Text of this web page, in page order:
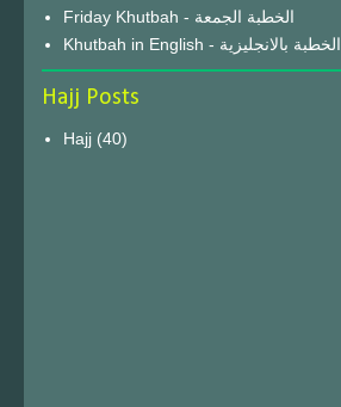
Friday Khutbah - الخطبة الجمعة
Khutbah in English - الخطبة بالانجليزية
Hajj Posts
Hajj (40)